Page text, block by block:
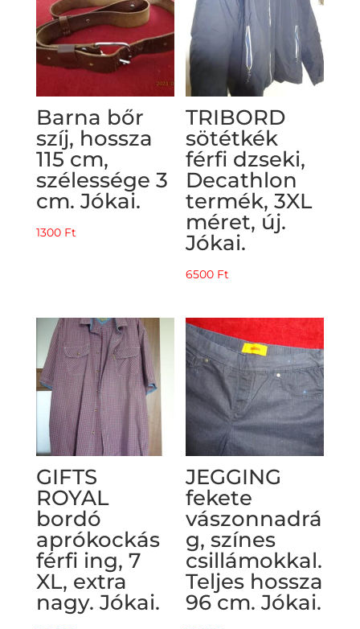
Barna bőr
szíj, hossza
115 cm,
szélessége 3
cm. Jókai.
1300 Ft
TRIBORD
sötétkék
férfi dzseki,
Decathlon
termék, 3XL
méret, új.
Jókai.
6500 Ft
GIFTS
ROYAL
bordó
aprókockás
férfi ing, 7
XL, extra
nagy. Jókai.
JEGGING
fekete
vászonnadrá
g, színes
csillámokkal.
Teljes hossza
96 cm. Jókai.